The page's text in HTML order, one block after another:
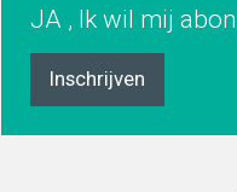
JA , Ik wil mij
Inschrijven